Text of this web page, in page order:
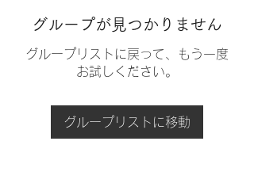
グループが見つかりません
グループリストに戻って、もう一度
お試しください。
グループリストに移動